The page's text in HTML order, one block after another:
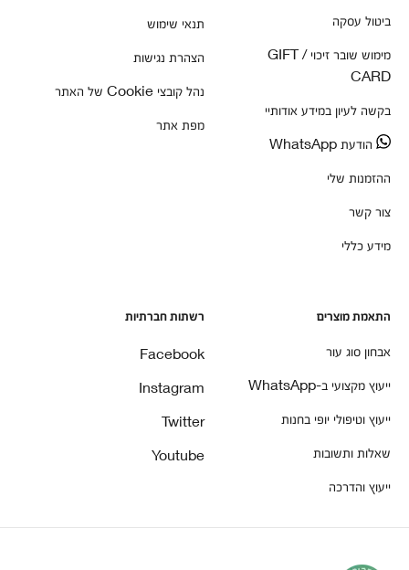
ביטול עסקה
מימוש שובר זיכוי / GIFT
CARD
בקשה לעיון במידע אודותיי
הודעת WhatsApp
ההזמנות שלי
צור קשר
מידע כללי
תנאי שימוש
הצהרת נגישות
נהל קובצי Cookie של האתר
מפת אתר
התאמת מוצרים
אבחון סוג עור
ייעוץ מקצועי ב-WhatsApp
ייעוץ וטיפולי יופי בחנות
שאלות ותשובות
ייעוץ והדרכה
רשתות חברתיות
Facebook
Instagram
Twitter
Youtube